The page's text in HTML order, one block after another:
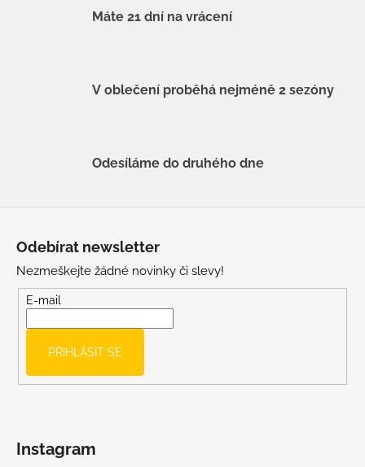
Máte 21 dní na vrácení
V oblečení proběhá nejméně 2 sezóny
Odesíláme do druhého dne
Odebírat newsletter
Nezmeškejte žádné novinky či slevy!
E-mail
PŘIHLÁSIT SE
Instagram